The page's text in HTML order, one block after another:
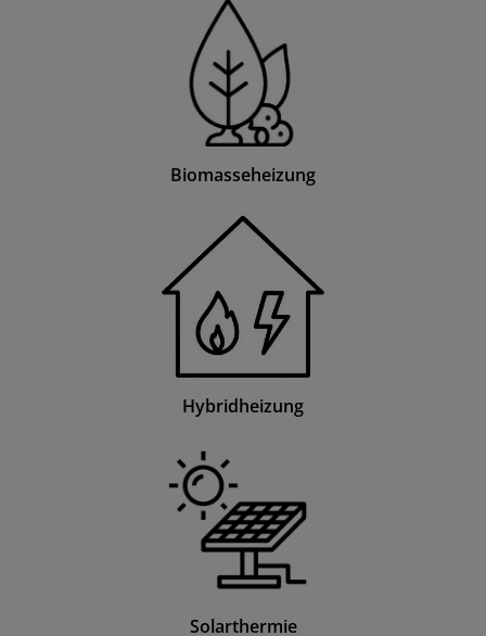
Biomasseheizung
Hybridheizung
Solarthermie